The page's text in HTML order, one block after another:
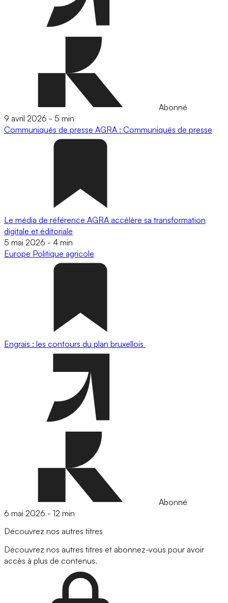
Abonné
9 avril 2026 - 5 min
Communiqués de presse AGRA : Communiqués de presse
Le média de référence AGRA accélère sa transformation
digitale et éditoriale
5 mai 2026 - 4 min
Europe Politique agricole
Engrais : les contours du plan bruxellois
Abonné
6 mai 2026 - 12 min
Découvrez nos autres titres
Découvrez nos autres titres et abonnez-vous pour avoir
accès à plus de contenus.